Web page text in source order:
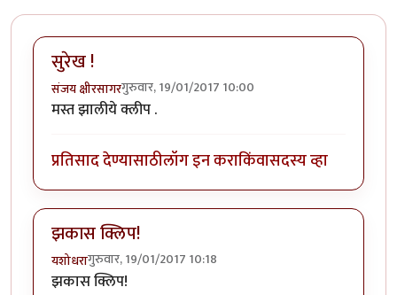
सुरेख !
संजय क्षीरसागरगुरुवार, 19/01/2017 10:00
मस्त झालीये क्लीप .
प्रतिसाद देण्यासाठीलॉग इन कराकिंवासदस्य व्हा
झकास क्लिप!
यशोधरागुरुवार, 19/01/2017 10:18
झकास क्लिप!